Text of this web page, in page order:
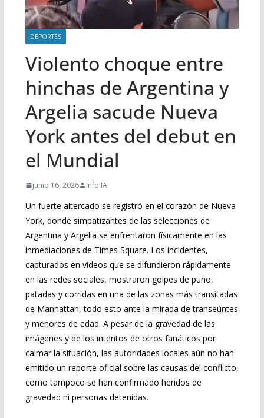
DEPORTES
Violento choque entre
hinchas de Argentina y
Argelia sacude Nueva
York antes del debut en
el Mundial
junio 16, 2026 Info IA
Un fuerte altercado se registró en el corazón de Nueva
York, donde simpatizantes de las selecciones de
Argentina y Argelia se enfrentaron físicamente en las
inmediaciones de Times Square. Los incidentes,
capturados en videos que se difundieron rápidamente
en las redes sociales, mostraron golpes de puño,
patadas y corridas en una de las zonas más transitadas
de Manhattan, todo esto ante la mirada de transeúntes
y menores de edad. A pesar de la gravedad de las
imágenes y de los intentos de otros fanáticos por
calmar la situación, las autoridades locales aún no han
emitido un reporte oficial sobre las causas del conflicto,
como tampoco se han confirmado heridos de
gravedad ni personas detenidas.